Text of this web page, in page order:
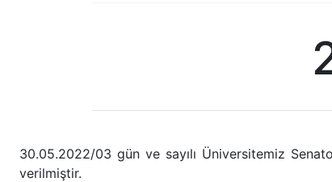
30.05.2022/03 gün ve sayılı Üniversitemiz
verilmiştir.